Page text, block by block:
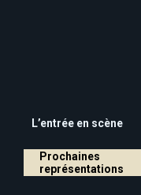
L’entrée en scène
Prochaines
représentations